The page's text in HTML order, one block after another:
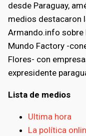
desde Paraguay,
medios destacaron
Armando.info sobre
Mundo Factory -
Flores- con
expresidente
Lista de medios
Ultima hora
La política